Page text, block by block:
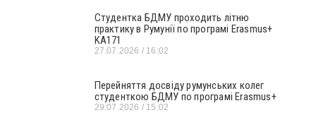
Студентка БДМУ проходить літню
практику в Румунії по програмі Erasmus+
KA171
27.07.2026 16:02
Перейняття досвіду румунських колег
студенткою БДМУ по програмі Erasmus+
29.07.2026 15:02